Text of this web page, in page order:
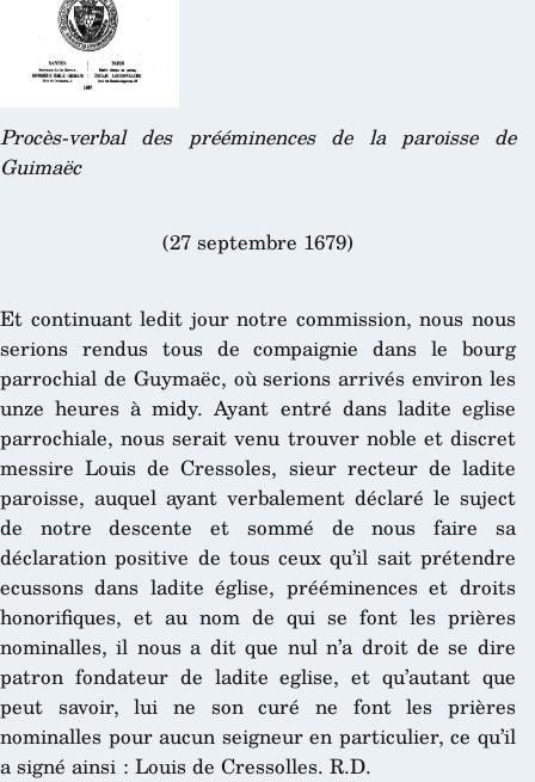
Procès-verbal des prééminences de la paroisse de
Guimaëc
(27 septembre 1679)
Et continuant ledit jour notre commission, nous nous
serions rendus tous de compaignie dans le bourg
parrochial de Guymaëc, où serions arrivés environ les
unze heures à midy. Ayant entré dans ladite eglise
parrochiale, nous serait venu trouver noble et discret
messire Louis de Cressoles, sieur recteur de ladite
paroisse, auquel ayant verbalement déclaré le suject
de notre descente et sommé de nous faire sa
déclaration positive de tous ceux qu’il sait prétendre
ecussons dans ladite église, prééminences et droits
honorifiques, et au nom de qui se font les prières
nominalles, il nous a dit que nul n’a droit de se dire
patron fondateur de ladite eglise, et qu’autant que
peut savoir, lui ne son curé ne font les prières
nominalles pour aucun seigneur en particulier, ce qu’il
a signé ainsi : Louis de Cressolles. R.D.